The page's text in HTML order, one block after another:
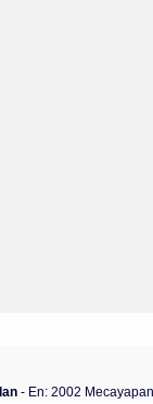
- En: 2002 Mecayapan